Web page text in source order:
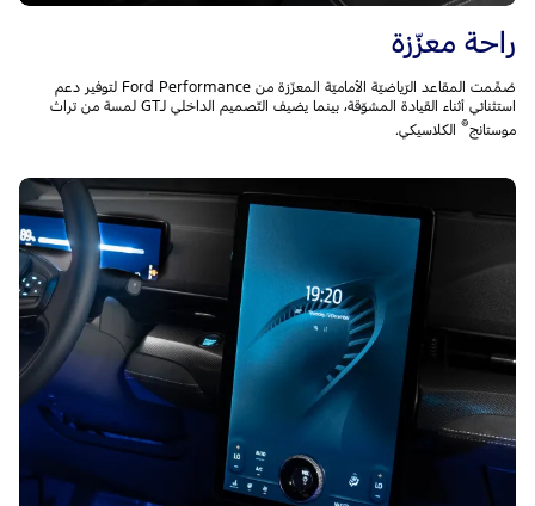
راحة معزّزة
صُمِّمت المقاعد الرّياضيّة الأماميّة المعزّزة من Ford Performance لتوفير دعم
استثنائي أثناء القيادة المشوّقة، بينما يضيف التّصميم الداخلي لـGT لمسة من تراث
موستانج® الكلاسيكي.